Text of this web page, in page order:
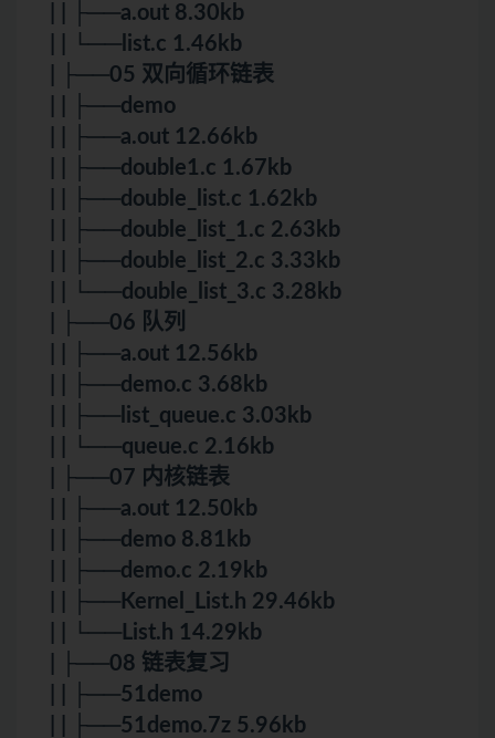
| | ├──a.out 8.30kb
| | └──list.c 1.46kb
| ├──05 双向循环链表
| | ├──demo
| | ├──a.out 12.66kb
| | ├──double1.c 1.67kb
| | ├──double_list.c 1.62kb
| | ├──double_list_1.c 2.63kb
| | ├──double_list_2.c 3.33kb
| | └──double_list_3.c 3.28kb
| ├──06 队列
| | ├──a.out 12.56kb
| | ├──demo.c 3.68kb
| | ├──list_queue.c 3.03kb
| | └──queue.c 2.16kb
| ├──07 内核链表
| | ├──a.out 12.50kb
| | ├──demo 8.81kb
| | ├──demo.c 2.19kb
| | ├──Kernel_List.h 29.46kb
| | └──List.h 14.29kb
| ├──08 链表复习
| | ├──51demo
| | ├──51demo.7z 5.96kb